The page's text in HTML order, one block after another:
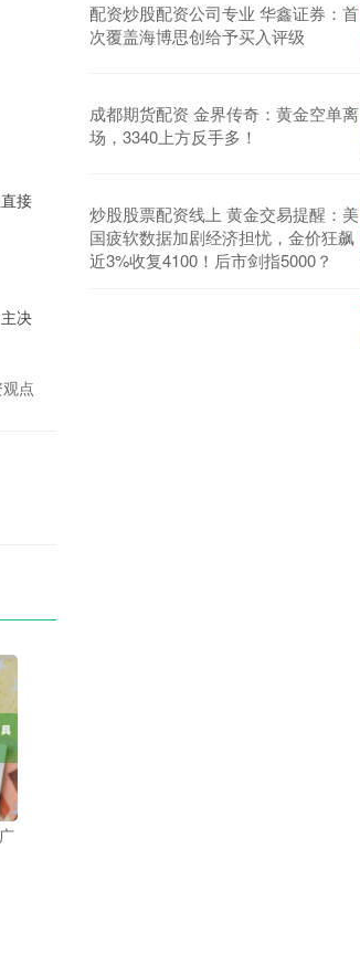
接
决
点
配资炒股配资公司专业 华鑫证券：首
次覆盖海博思创给予买入评级
成都期货配资 金界传奇：黄金空单离
场，3340上方反手多！
炒股股票配资线上 黄金交易提醒：美
国疲软数据加剧经济担忧，金价狂飙
近3%收复4100！后市剑指5000？